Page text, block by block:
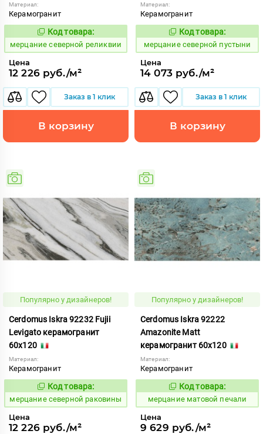
Материал:
Керамогранит
979330
Код товара:
мерцание северной реликвии
Цена
12 226 руб./м²
Заказ в 1 клик
В корзину
Материал:
Керамогранит
979325
Код товара:
мерцание северной пустыни
Цена
14 073 руб./м²
Заказ в 1 клик
В корзину
Популярно у дизайнеров!
Cerdomus Iskra 92232 Fujii
Levigato керамогранит
60x120
Материал:
Керамогранит
979328
Код товара:
мерцание северной раковины
Цена
12 226 руб./м²
Популярно у дизайнеров!
Cerdomus Iskra 92222
Amazonite Matt
керамогранит 60x120
Материал:
Керамогранит
975445
Код товара:
мерцание матовой печали
Цена
9 629 руб./м²